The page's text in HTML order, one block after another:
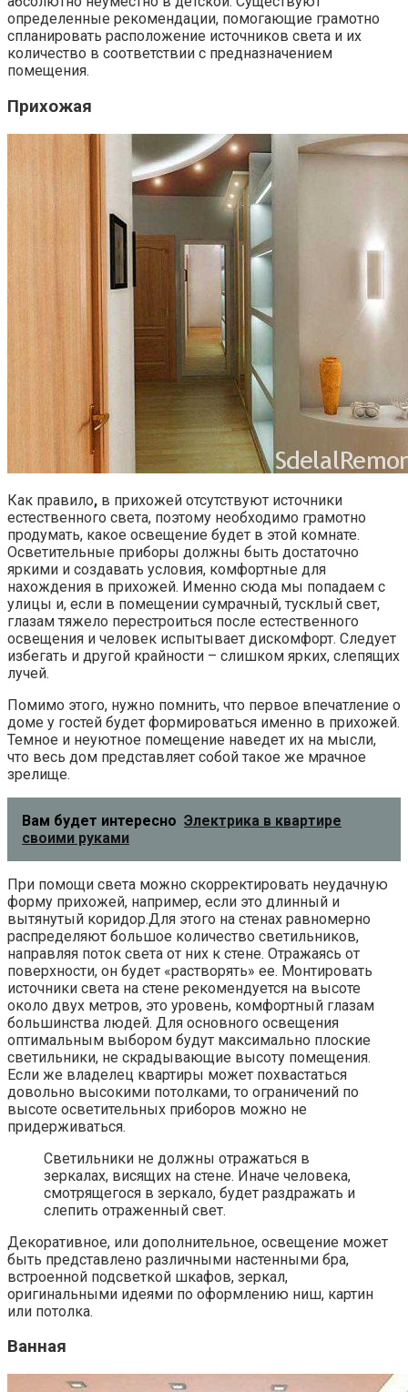
определенные рекомендации, помогающие грамотно
спланировать расположение источников света и их
количество в соответствии с предназначением
помещения.
Прихожая
Как правило, в прихожей отсутствуют источники
естественного света, поэтому необходимо грамотно
продумать, какое освещение будет в этой комнате.
Осветительные приборы должны быть достаточно
яркими и создавать условия, комфортные для
нахождения в прихожей. Именно сюда мы попадаем с
улицы и, если в помещении сумрачный, тусклый свет,
глазам тяжело перестроиться после естественного
освещения и человек испытывает дискомфорт. Следует
избегать и другой крайности – слишком ярких, слепящих
лучей.
Помимо этого, нужно помнить, что первое впечатление о
доме у гостей будет формироваться именно в прихожей.
Темное и неуютное помещение наведет их на мысли,
что весь дом представляет собой такое же мрачное
зрелище.
Вам будет интересно Электрика в квартире
своими руками
При помощи света можно скорректировать неудачную
форму прихожей, например, если это длинный и
вытянутый коридор.Для этого на стенах равномерно
распределяют большое количество светильников,
направляя поток света от них к стене. Отражаясь от
поверхности, он будет «растворять» ее. Монтировать
источники света на стене рекомендуется на высоте
около двух метров, это уровень, комфортный глазам
большинства людей. Для основного освещения
оптимальным выбором будут максимально плоские
светильники, не скрадывающие высоту помещения.
Если же владелец квартиры может похвастаться
довольно высокими потолками, то ограничений по
высоте осветительных приборов можно не
придерживаться.
Светильники не должны отражаться в
зеркалах, висящих на стене. Иначе человека,
смотрящегося в зеркало, будет раздражать и
слепить отраженный свет.
Декоративное, или дополнительное, освещение может
быть представлено различными настенными бра,
встроенной подсветкой шкафов, зеркал,
оригинальными идеями по оформлению ниш, картин
или потолка.
Ванная